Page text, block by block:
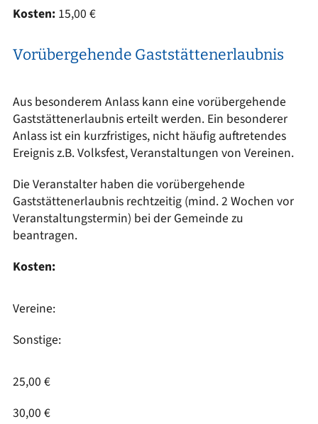
Kosten: 15,00 €
Vorübergehende Gaststättenerlaubnis
Aus besonderem Anlass kann eine vorübergehende
Gaststättenerlaubnis erteilt werden. Ein besonderer
Anlass ist ein kurzfristiges, nicht häufig auftretendes
Ereignis z.B. Volksfest, Veranstaltungen von Vereinen.
Die Veranstalter haben die vorübergehende
Gaststättenerlaubnis rechtzeitig (mind. 2 Wochen vor
Veranstaltungstermin) bei der Gemeinde zu
beantragen.
Kosten:
Vereine:
Sonstige:
25,00 €
30,00 €